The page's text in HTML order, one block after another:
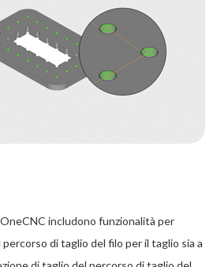
includono funzionalità per
di taglio del filo per il taglio sia a